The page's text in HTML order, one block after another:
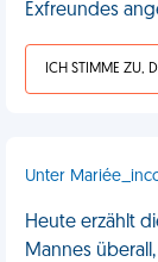
Exfreundes
Unter
Heute erzählt
Mannes